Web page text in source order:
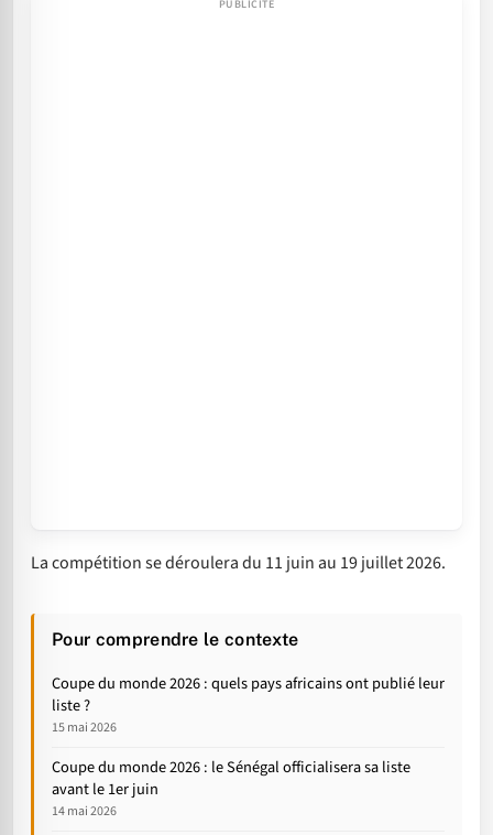
La compétition se déroulera du 11 juin au 19 juillet 2026.
Pour comprendre le contexte
Coupe du monde 2026 : quels pays africains ont publié leur
liste ?
15 mai 2026
Coupe du monde 2026 : le Sénégal officialisera sa liste
avant le 1er juin
14 mai 2026